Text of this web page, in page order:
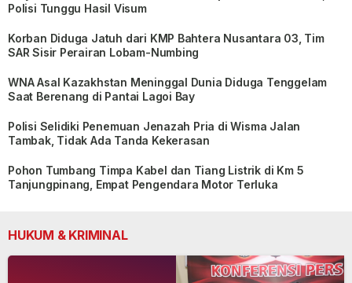
Polisi Tunggu Hasil Visum
Korban Diduga Jatuh dari KMP Bahtera Nusantara 03, Tim
SAR Sisir Perairan Lobam-Numbing
WNA Asal Kazakhstan Meninggal Dunia Diduga Tenggelam
Saat Berenang di Pantai Lagoi Bay
Polisi Selidiki Penemuan Jenazah Pria di Wisma Jalan
Tambak, Tidak Ada Tanda Kekerasan
Pohon Tumbang Timpa Kabel dan Tiang Listrik di Km 5
Tanjungpinang, Empat Pengendara Motor Terluka
HUKUM & KRIMINAL